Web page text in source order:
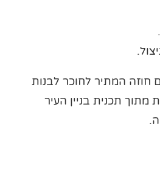
חוזה המתיר לחוכר לבנות
מתוך תכנית בניין העיר